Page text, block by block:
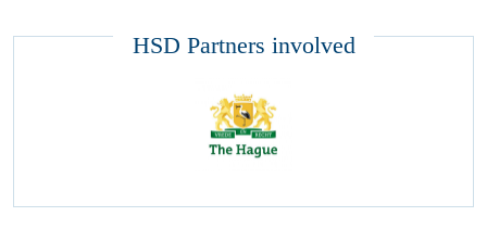
HSD Partners involved